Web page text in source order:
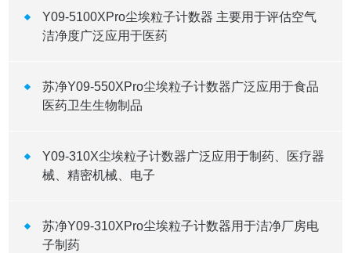
Y09-5100XPro尘埃粒子计数器 主要用于评估空气
洁净度广泛应用于医药
苏净Y09-550XPro尘埃粒子计数器广泛应用于食品
医药卫生生物制品
Y09-310X尘埃粒子计数器广泛应用于制药、医疗器
械、精密机械、电子
苏净Y09-310XPro尘埃粒子计数器用于洁净厂房电
子制药